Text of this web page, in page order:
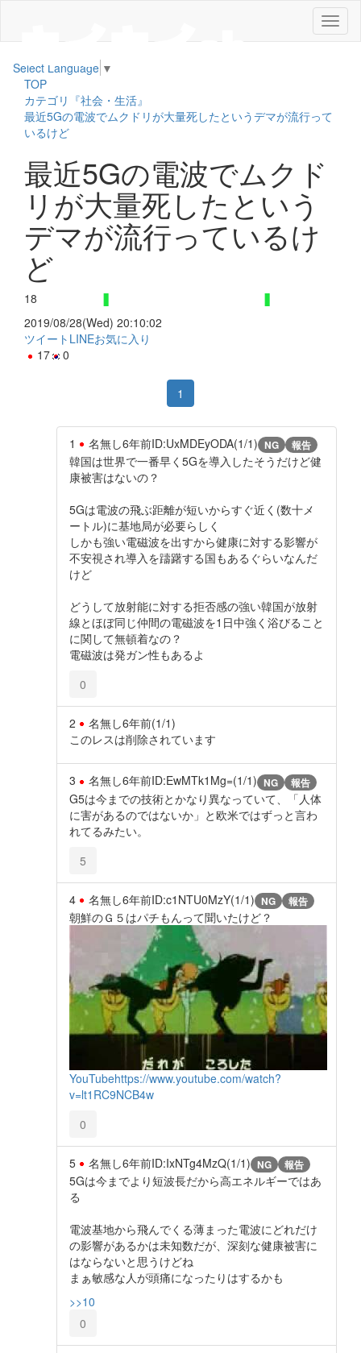
メ
ニ
Select Language ▼
TOP
カテゴリ『社会・生活』
最近5Gの電波でムクドリが大量死したというデマが流行って
いるけど
最近5Gの電波でムクド
リが大量死したという
デマが流行っているけ
ど
18
2019/08/28(Wed) 20:10:02
ツイート LINEお気に入り
17
0
1
1 名無し6年前ID:UxMDEyODA(1/1) NG 報告
韓国は世界で一番早く5Gを導入したそうだけど健
康被害はないの？
5Gは電波の飛ぶ距離が短いからすぐ近く(数十メ
ートル)に基地局が必要らしく
しかも強い電磁波を出すから健康に対する影響が
不安視され導入を躊躇する国もあるぐらいなんだ
けど
どうして放射能に対する拒否感の強い韓国が放射
線とほぼ同じ仲間の電磁波を1日中強く浴びること
に関して無頓着なの？
電磁波は発ガン性もあるよ
0
2 名無し6年前(1/1)
このレスは削除されています
3 名無し6年前ID:EwMTk1Mg=(1/1) NG 報告
G5は今までの技術とかなり異なっていて、「人体
に害があるのではないか」と欧米ではずっと言わ
れてるみたい。
5
4 名無し6年前ID:c1NTU0MzY(1/1) NG 報告
朝鮮のＧ５はパチもんって聞いたけど？
YouTubehttps://www.youtube.com/watch?
v=lt1RC9NCB4w
0
5 名無し6年前ID:IxNTg4MzQ(1/1) NG 報告
5Gは今までより短波長だから高エネルギーではあ
る
電波基地から飛んでくる薄まった電波にどれだけ
の影響があるかは未知数だが、深刻な健康被害に
はならないと思うけどね
まぁ敏感な人が頭痛になったりはするかも
>>10
0